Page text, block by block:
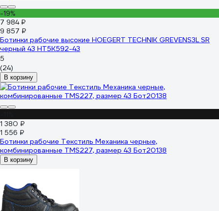
-19%
7 984 ₽
9 857 ₽
Ботинки рабочие высокие HOEGERT TECHNIK GREVENS3L SR
черный 43 HT5K592-43
5
(24)
В корзину
1 380 ₽
1 556 ₽
Ботинки рабочие Текстиль Механика черные,
комбинированные TMS227, размер 43 Бот20138
В корзину